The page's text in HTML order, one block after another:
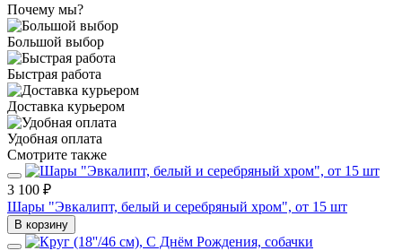
Почему мы?
Большой выбор
Быстрая работа
Доставка курьером
Удобная оплата
Смотрите также
3 100 ₽
Шары "Эвкалипт, белый и серебряный хром", от 15 шт
В корзину